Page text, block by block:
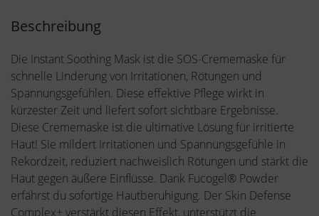
Beschreibung
Die Instant Soothing Mask ist die SOS-Crememaske für
schnelle Linderung von Irritationen, Rötungen und
Spannungsgefühlen. Diese effektive Pflege wirkt in
kürzester Zeit und liefert sofort sichtbare Ergebnisse.
Diese Crememaske ist die ultimative Lösung für irritierte
Haut! Sie mildert Irritationen und Spannungsgefühle in
Rekordzeit, reduziert nachweislich Rötungen und stärkt die
Haut gegen äußere Einflüsse. Dank Fucogel® Powder
erfährst du sofortige Hautberuhigung. Der Skin Defense
Complex+ verstärkt diesen Effekt, unterstützt die